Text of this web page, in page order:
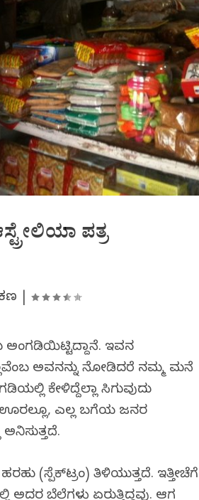
ಪತ್ರ
ಅಂಗಡಿಯಿಟ್ಟಿದ್ದಾನೆ. ಇವನ
ಅವನನ್ನು ನೋಡಿದರೆ ನಮ್ಮ ಮನೆ
ಕೇಳಿದ್ದೆಲ್ಲಾ ಸಿಗುವುದು
ಊರಲ್ಲೂ, ಎಲ್ಲ ಬಗೆಯ ಜನರ
(ಸ್ಪೆಕ್‌ಟ್ರಂ) ತಿಳಿಯುತ್ತದೆ. ಇತ್ತೀಚೆಗೆ